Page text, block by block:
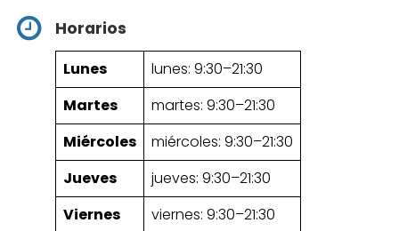
Horarios
Lunes
lunes: 9:30–21:30
Martes
martes: 9:30–21:30
Miércoles
miércoles: 9:30–21:30
Jueves
jueves: 9:30–21:30
Viernes
viernes: 9:30–21:30